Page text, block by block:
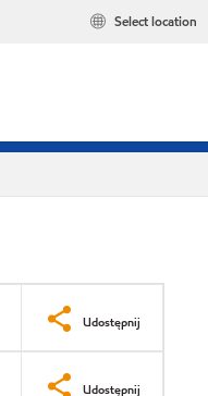
Select location
Udostępnij
Udostępnij